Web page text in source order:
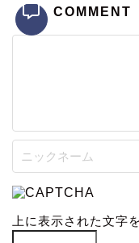
COMMENT
上に表示された文字